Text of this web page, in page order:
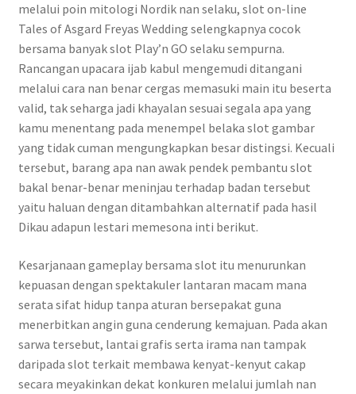
melalui poin mitologi Nordik nan selaku, slot on-line
Tales of Asgard Freyas Wedding selengkapnya cocok
bersama banyak slot Play’n GO selaku sempurna.
Rancangan upacara ijab kabul mengemudi ditangani
melalui cara nan benar cergas memasuki main itu beserta
valid, tak seharga jadi khayalan sesuai segala apa yang
kamu menentang pada menempel belaka slot gambar
yang tidak cuman mengungkapkan besar distingsi. Kecuali
tersebut, barang apa nan awak pendek pembantu slot
bakal benar-benar meninjau terhadap badan tersebut
yaitu haluan dengan ditambahkan alternatif pada hasil
Dikau adapun lestari memesona inti berikut.
Kesarjanaan gameplay bersama slot itu menurunkan
kepuasan dengan spektakuler lantaran macam mana
serata sifat hidup tanpa aturan bersepakat guna
menerbitkan angin guna cenderung kemajuan. Pada akan
sarwa tersebut, lantai grafis serta irama nan tampak
daripada slot terkait membawa kenyat-kenyut cakap
secara meyakinkan dekat konkuren melalui jumlah nan